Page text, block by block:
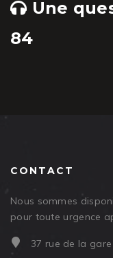
Une
84
CONTACT
Nous sommes
pour toute urgence
37 rue de la gare